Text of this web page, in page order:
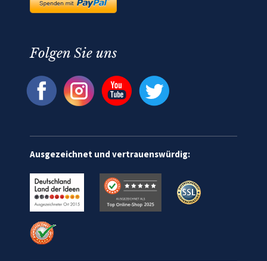
Folgen Sie uns
Ausgezeichnet und vertrauenswürdig: